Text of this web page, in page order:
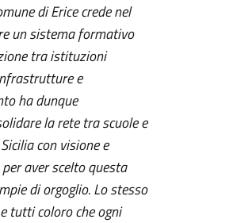
di Erice crede nel
un sistema formativo
tra istituzioni
e
ha dunque
la rete tra scuole e
con visione e
aver scelto questa
di orgoglio. Lo stesso
tutti coloro che ogni